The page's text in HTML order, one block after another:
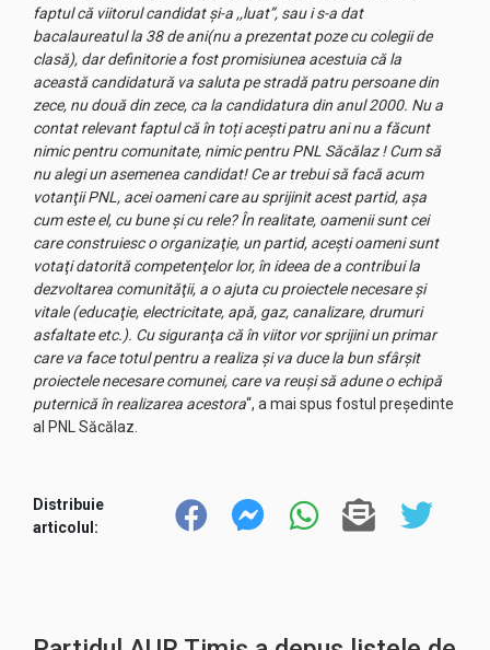
faptul că viitorul candidat şi-a ,,luat”, sau i s-a dat
bacalaureatul la 38 de ani(nu a prezentat poze cu colegii de
clasă), dar definitorie a fost promisiunea acestuia că la
această candidatură va saluta pe stradă patru persoane din
zece, nu două din zece, ca la candidatura din anul 2000. Nu a
contat relevant faptul că în toți acești patru ani nu a făcunt
nimic pentru comunitate, nimic pentru PNL Săcălaz ! Cum să
nu alegi un asemenea candidat! Ce ar trebui să facă acum
votanţii PNL, acei oameni care au sprijinit acest partid, aşa
cum este el, cu bune şi cu rele? În realitate, oamenii sunt cei
care construiesc o organizaţie, un partid, aceşti oameni sunt
votaţi datorită competenţelor lor, în ideea de a contribui la
dezvoltarea comunităţii, a o ajuta cu proiectele necesare şi
vitale (educaţie, electricitate, apă, gaz, canalizare, drumuri
asfaltate etc.). Cu siguranţa că în viitor vor sprijini un primar
care va face totul pentru a realiza şi va duce la bun sfârşit
proiectele necesare comunei, care va reuşi să adune o echipă
puternică în realizarea acestora“, a mai spus fostul președinte
al PNL Săcălaz.
Distribuie
articolul: